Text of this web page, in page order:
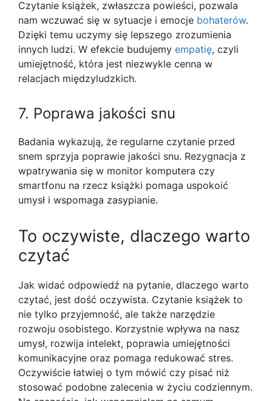
Czytanie książek, zwłaszcza powieści, pozwala
nam wczuwać się w sytuacje i emocje bohaterów.
Dzięki temu uczymy się lepszego zrozumienia
innych ludzi. W efekcie budujemy empatię, czyli
umiejętność, która jest niezwykle cenna w
relacjach międzyludzkich.
7. Poprawa jakości snu
Badania wykazują, że regularne czytanie przed
snem sprzyja poprawie jakości snu. Rezygnacja z
wpatrywania się w monitor komputera czy
smartfonu na rzecz książki pomaga uspokoić
umysł i wspomaga zasypianie.
To oczywiste, dlaczego warto
czytać
Jak widać odpowiedź na pytanie, dlaczego warto
czytać, jest dość oczywista. Czytanie książek to
nie tylko przyjemność, ale także narzędzie
rozwoju osobistego. Korzystnie wpływa na nasz
umysł, rozwija intelekt, poprawia umiejętności
komunikacyjne oraz pomaga redukować stres.
Oczywiście łatwiej o tym mówić czy pisać niż
stosować podobne zalecenia w życiu codziennym.